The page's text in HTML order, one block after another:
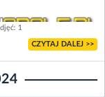
1
CZYTAJ DALEJ >>